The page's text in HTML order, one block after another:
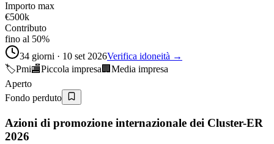
Importo max
€500k
Contributo
fino al 50%
34 giorni · 10 set 2026Verifica idoneità →
🏷️Pmi🏬Piccola impresa🏢 Media impresa
Aperto
Fondo perduto
Azioni di promozione internazionale dei Cluster-ER
2026